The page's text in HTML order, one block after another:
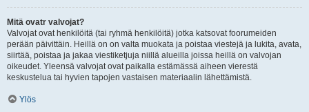
Mitä ovatr valvojat?
Valvojat ovat henkilöitä (tai ryhmä henkilöitä) jotka katsovat foorumeiden
perään päivittäin. Heillä on on valta muokata ja poistaa viestejä ja lukita, avata,
siirtää, poistaa ja jakaa viestiketjuja niillä alueilla joissa heillä on valvojan
oikeudet. Yleensä valvojat ovat paikalla estämässä aiheen vierestä
keskustelua tai hyvien tapojen vastaisen materiaalin lähettämistä.
Ylös